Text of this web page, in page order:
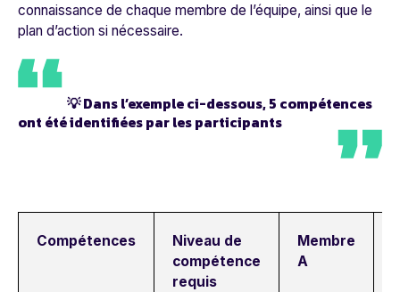
connaissance de chaque membre de l’équipe, ainsi que le
plan d’action si nécessaire.
💡 Dans l’exemple ci-dessous, 5 compétences
ont été identifiées par les participants
Compétences
Niveau de
compétence
requis
Membre
A